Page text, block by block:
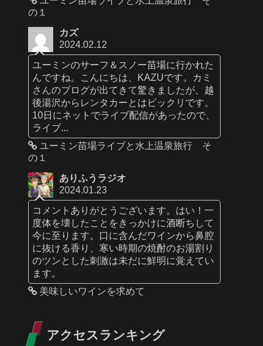
の１
カズ
2024.02.12
ユーミンのサーフ＆スノー苗場に行かれた
んですね。こんにちは、KAZUです。カミ
さんのブログが出てきて驚きましたが、越
後湯沢からレンタカーとはビックリです。
10日にネットでライブ配信があったので、
ライブ...
ユーミン苗場ライブと水上温泉旅行 そ
の１
ありふうラジオ
2024.01.23
コメントありがとうございます。はい！一
度体を壊したことをきっかけに酒断ちして
今に至ります。口に含んだワインから鼻腔
に抜ける香り、寒い時期の焼酎のお湯割り
のツンとした刺激は未だに鮮明に覚えてい
ます。
美味しいワインを求めて
アクセスランキング